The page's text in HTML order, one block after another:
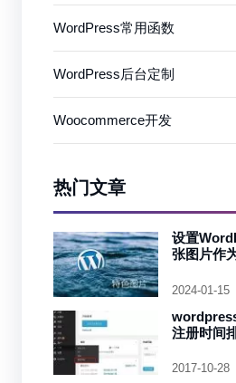
WordPress常用函数
WordPress后台定制
Woocommerce开发
热门文章
设置
张图片作
2024-01-15
注册时间
2017-10-28